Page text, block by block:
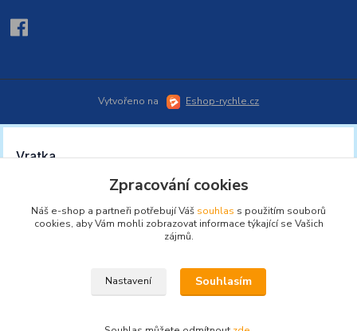
Vytvořeno na Eshop-rychle.cz
Zpracování cookies
Náš e-shop a partneři potřebují Váš souhlas s použitím souborů
cookies, aby Vám mohli zobrazovat informace týkající se Vašich
zájmů.
Nastavení Souhlasím